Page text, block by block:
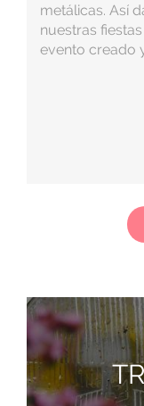
metálicas. Así
nuestras
evento creado